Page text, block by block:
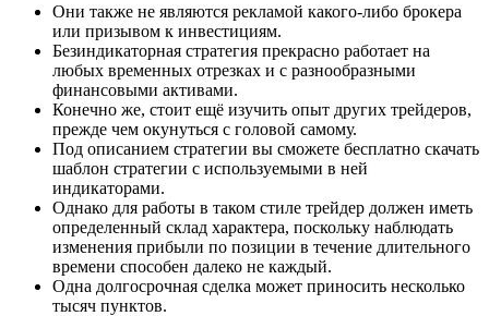
Они также не являются рекламой какого-либо брокера
или призывом к инвестициям.
Безиндикаторная стратегия прекрасно работает на
любых временных отрезках и с разнообразными
финансовыми активами.
Конечно же, стоит ещё изучить опыт других трейдеров,
прежде чем окунуться с головой самому.
Под описанием стратегии вы сможете бесплатно скачать
шаблон стратегии с используемыми в ней
индикаторами.
Однако для работы в таком стиле трейдер должен иметь
определенный склад характера, поскольку наблюдать
изменения прибыли по позиции в течение длительного
времени способен далеко не каждый.
Одна долгосрочная сделка может приносить несколько
тысяч пунктов.